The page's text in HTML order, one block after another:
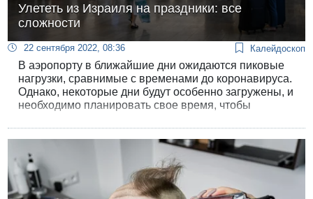
Улететь из Израиля на праздники: все
сложности
22 сентября 2022, 08:36 Калейдоскоп
В аэропорту в ближайшие дни ожидаются пиковые
нагрузки, сравнимые с временами до коронавируса.
Однако, некоторые дни будут особенно загружены, и
необходимо планировать свое время, чтобы